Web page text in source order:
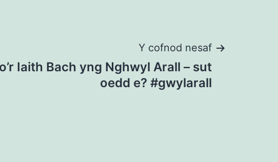
Y cofnod nesaf
Iaith Bach yng Nghwyl Arall – sut
oedd e? #gwylarall